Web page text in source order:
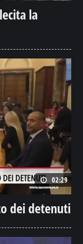
la
02:29
dei detenuti